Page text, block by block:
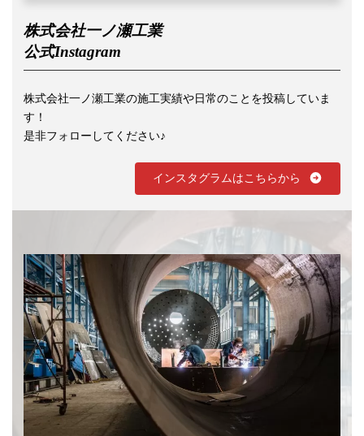
株式会社一ノ瀬工業
公式Instagram
株式会社一ノ瀬工業の施工実績や日常のことを投稿していま
す！
是非フォローしてください♪
インスタグラムはこちらから